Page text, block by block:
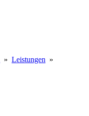
» Leistungen »